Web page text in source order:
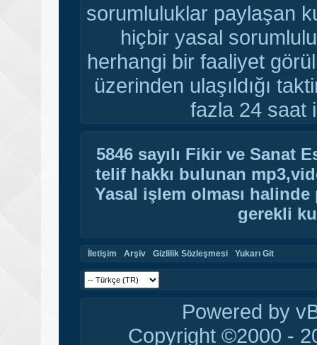
sorumluluklar paylaşan
hiçbir yasal
herhangi bir faaliyet
üzerinden ulaşıldığı
fazla 24 saat
5846 sayılı Fikir ve Sanat
telif hakkı bulunan
Yasal işlem olması
gerekli
İletişim Arşiv Gizlilik Sözleşmesi Yukarı Git
Powered by
Copyright ©2000 -